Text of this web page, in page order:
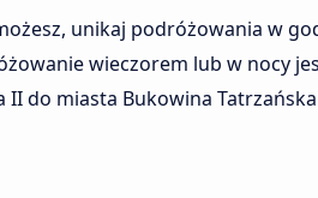
unikaj podróżowania w
wieczorem lub w nocy
II do miasta Bukowina